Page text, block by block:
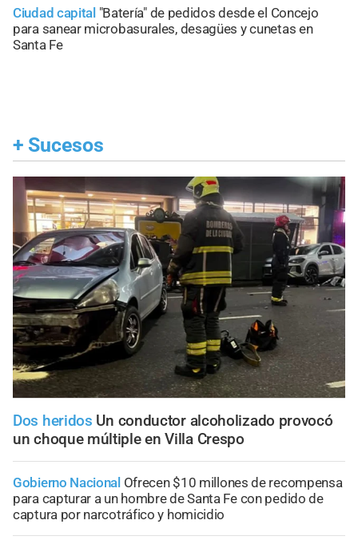
Ciudad capital "Batería" de pedidos desde el Concejo
para sanear microbasurales, desagües y cunetas en
Santa Fe
+ Sucesos
Dos heridos Un conductor alcoholizado provocó
un choque múltiple en Villa Crespo
Gobierno Nacional Ofrecen $10 millones de recompensa
para capturar a un hombre de Santa Fe con pedido de
captura por narcotráfico y homicidio